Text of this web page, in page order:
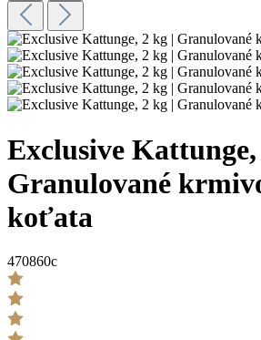
Exclusive Kattunge,
Granulované
koťata
470860c